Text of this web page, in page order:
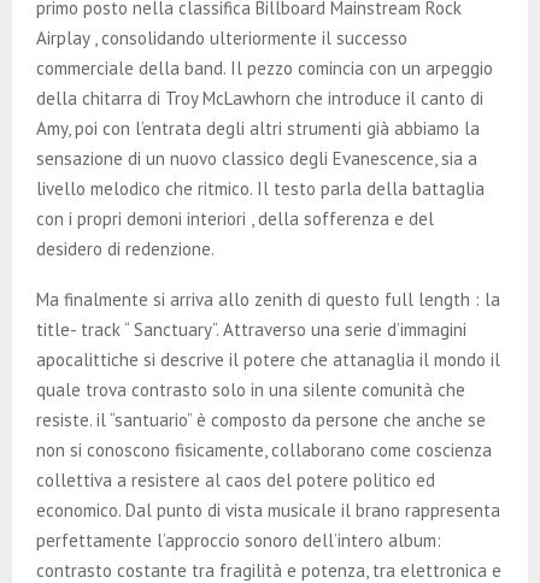
primo posto nella classifica Billboard Mainstream Rock
Airplay , consolidando ulteriormente il successo
commerciale della band. Il pezzo comincia con un arpeggio
della chitarra di Troy McLawhorn che introduce il canto di
Amy, poi con l’entrata degli altri strumenti già abbiamo la
sensazione di un nuovo classico degli Evanescence, sia a
livello melodico che ritmico. Il testo parla della battaglia
con i propri demoni interiori , della sofferenza e del
desidero di redenzione.
Ma finalmente si arriva allo zenith di questo full length : la
title- track “ Sanctuary”. Attraverso una serie d’immagini
apocalittiche si descrive il potere che attanaglia il mondo il
quale trova contrasto solo in una silente comunità che
resiste. il “santuario” è composto da persone che anche se
non si conoscono fisicamente, collaborano come coscienza
collettiva a resistere al caos del potere politico ed
economico. Dal punto di vista musicale il brano rappresenta
perfettamente l’approccio sonoro dell’intero album:
contrasto costante tra fragilità e potenza, tra elettronica e